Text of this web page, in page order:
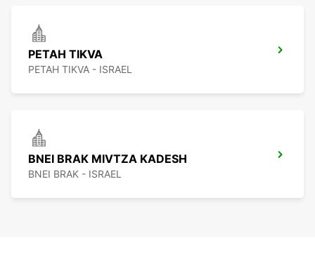
PETAH TIKVA
PETAH TIKVA - ISRAEL
BNEI BRAK MIVTZA KADESH
BNEI BRAK - ISRAEL